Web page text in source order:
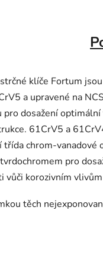
klíče Fortum
a upravené na
pro dosažení
61CrV5 a
chrom-vanadové
pro
vůči korozivním
těch